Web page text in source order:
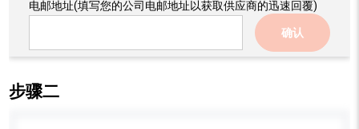
电邮地址(填写您的公司电邮地址以获取供应商的迅速回覆)
确认
步骤二